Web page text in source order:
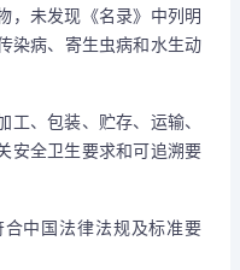
，未发现《名录》中列明
染病、寄生虫病和水生动
、包装、贮存、运输、
安全卫生要求和可追溯要
中国法律法规及标准要